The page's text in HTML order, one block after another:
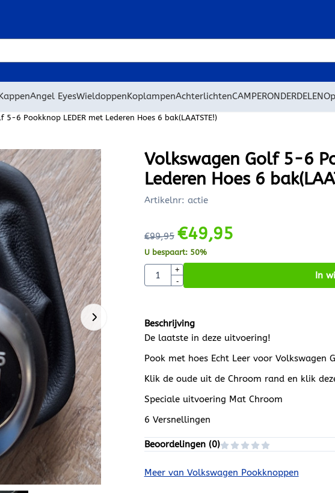
Angel EyesWieldoppenKoplampenAchterlichtenCAMPERONDERDELEN
5-6 Pookknop LEDER met Lederen Hoes 6 bak(LAATSTE!)
Volkswagen Golf 5-6
Lederen Hoes 6
Artikelnr: actie
€99,95 €49,95
U bespaart: 50%
Aantal
+
-
In
Beschrijving
De laatste in deze uitvoering!
Pook met hoes Echt Leer voor Volkswagen
Klik de oude uit de Chroom rand en klik
Speciale uitvoering Mat Chroom
6 Versnellingen
Beoordelingen (0)
Meer van Volkswagen Pookknoppen